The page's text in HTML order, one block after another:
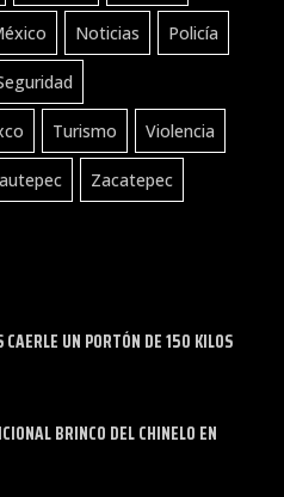
Noticias Policía
Turismo Violencia
Zacatepec
UN PORTÓN DE 150 KILOS
BRINCO DEL CHINELO EN